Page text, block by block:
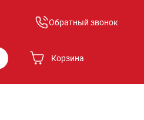
Обратный звонок
Корзина